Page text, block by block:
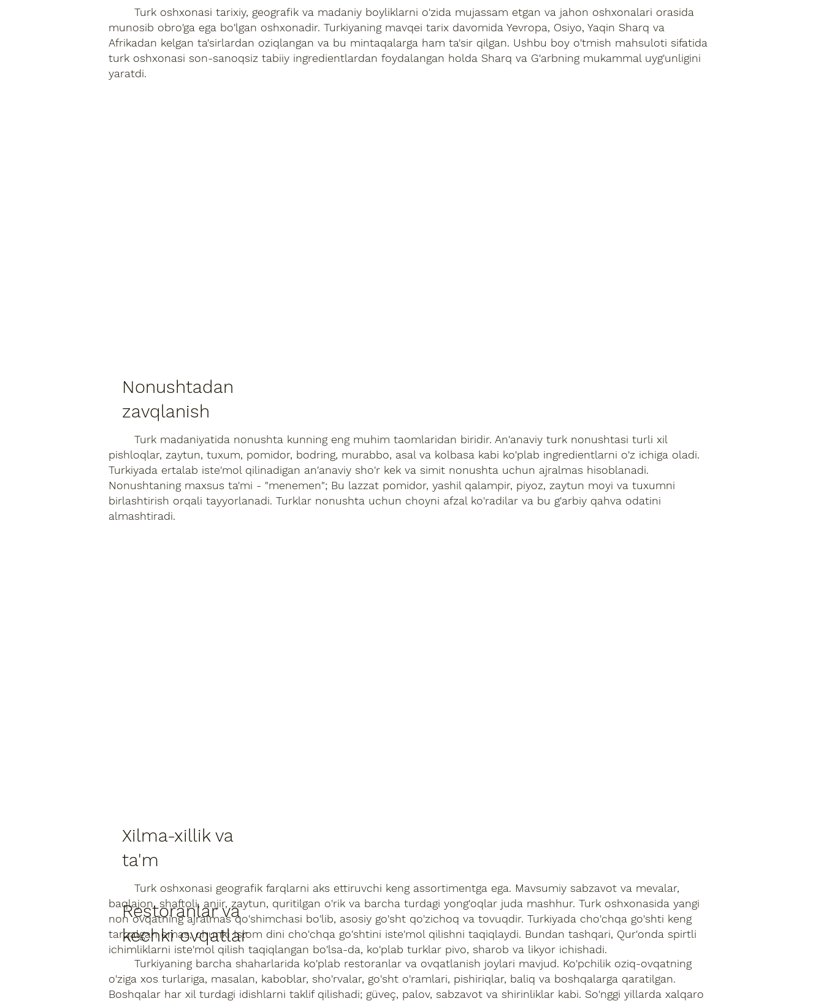
Turk oshxonasi tarixiy, geografik va madaniy boyliklarni o'zida mujassam etgan va jahon oshxonalari orasida
munosib obro'ga ega bo'lgan oshxonadir. Turkiyaning mavqei tarix davomida Yevropa, Osiyo, Yaqin Sharq va
Afrikadan kelgan ta'sirlardan oziqlangan va bu mintaqalarga ham ta'sir qilgan. Ushbu boy o'tmish mahsuloti sifatida
turk oshxonasi son-sanoqsiz tabiiy ingredientlardan foydalangan holda Sharq va G'arbning mukammal uyg'unligini
yaratdi.
Nonushtadan
zavqlanish
Turk madaniyatida nonushta kunning eng muhim taomlaridan biridir. An'anaviy turk nonushtasi turli xil
pishloqlar, zaytun, tuxum, pomidor, bodring, murabbo, asal va kolbasa kabi ko'plab ingredientlarni o'z ichiga oladi.
Turkiyada ertalab iste'mol qilinadigan an'anaviy sho'r kek va simit nonushta uchun ajralmas hisoblanadi.
Nonushtaning maxsus ta'mi - "menemen"; Bu lazzat pomidor, yashil qalampir, piyoz, zaytun moyi va tuxumni
birlashtirish orqali tayyorlanadi. Turklar nonushta uchun choyni afzal ko'radilar va bu g'arbiy qahva odatini
almashtiradi.
Xilma-xillik va
ta'm
Turk oshxonasi geografik farqlarni aks ettiruvchi keng assortimentga ega. Mavsumiy sabzavot va mevalar,
baqlajon, shaftoli, anjir, zaytun, quritilgan o'rik va barcha turdagi yong'oqlar juda mashhur. Turk oshxonasida yangi
non ovqatning ajralmas qo'shimchasi bo'lib, asosiy go'sht qo'zichoq va tovuqdir. Turkiyada cho'chqa go'shti keng
tarqalgan emas, chunki Islom dini cho'chqa go'shtini iste'mol qilishni taqiqlaydi. Bundan tashqari, Qur'onda spirtli
ichimliklarni iste'mol qilish taqiqlangan bo'lsa-da, ko'plab turklar pivo, sharob va likyor ichishadi.
Restoranlar va
kechki ovqatlar
Turkiyaning barcha shaharlarida ko'plab restoranlar va ovqatlanish joylari mavjud. Ko'pchilik oziq-ovqatning
o'ziga xos turlariga, masalan, kaboblar, sho'rvalar, go'sht o'ramlari, pishiriqlar, baliq va boshqalarga qaratilgan.
Boshqalar har xil turdagi idishlarni taklif qilishadi; güveç, palov, sabzavot va shirinliklar kabi. So'nggi yillarda xalqaro